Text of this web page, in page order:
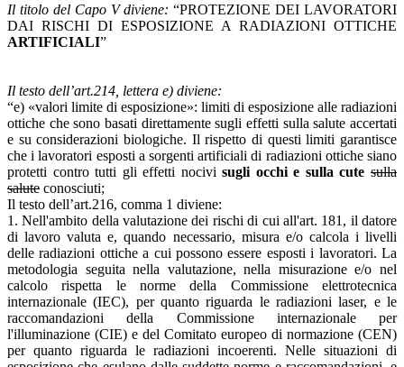
Il titolo del Capo V diviene: “PROTEZIONE DEI LAVORATORI
DAI RISCHI DI ESPOSIZIONE A RADIAZIONI OTTICHE
ARTIFICIALI”
Il testo dell’art.214, lettera e) diviene:
“e) «valori limite di esposizione»: limiti di esposizione alle radiazioni
ottiche che sono basati direttamente sugli effetti sulla salute accertati
e su considerazioni biologiche. Il rispetto di questi limiti garantisce
che i lavoratori esposti a sorgenti artificiali di radiazioni ottiche siano
protetti contro tutti gli effetti nocivisugli occhi e sulla cute sulla
salute conosciuti;
Il testo dell’art.216, comma 1 diviene:
1. Nell'ambito della valutazione dei rischi di cui all'art. 181, il datore
di lavoro valuta e, quando necessario, misura e/o calcola i livelli
delle radiazioni ottiche a cui possono essere esposti i lavoratori. La
metodologia seguita nella valutazione, nella misurazione e/o nel
calcolo rispetta le norme della Commissione elettrotecnica
internazionale (IEC), per quanto riguarda le radiazioni laser, e le
raccomandazioni della Commissione internazionale per
l'illuminazione (CIE) e del Comitato europeo di normazione (CEN)
per quanto riguarda le radiazioni incoerenti. Nelle situazioni di